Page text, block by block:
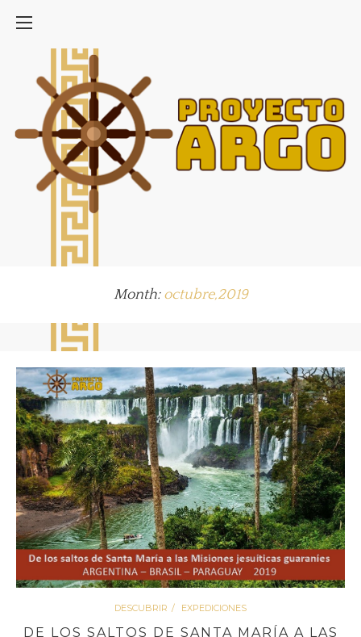
Month: octubre,2019
DESCUBRIR EXPEDICIONES
DE LOS SALTOS DE SANTA MARÍA A LAS